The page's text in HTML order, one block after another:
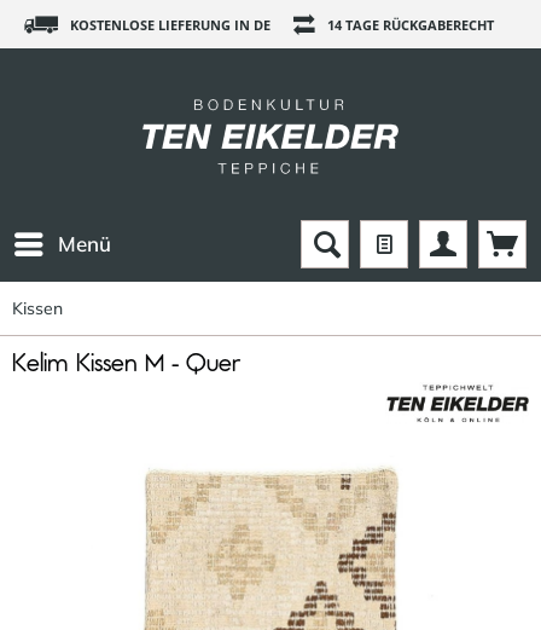
KOSTENLOSE LIEFERUNG IN DE 14 TAGE RÜCKGABERECHT
Menü
Kissen
Kelim Kissen M - Quer